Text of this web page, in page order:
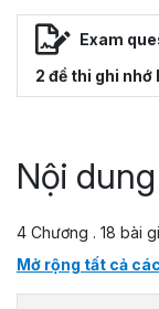
Exam
2 đề thi ghi nhớ
Nội
4 Chương . 18 bài
Mở rộng tất cả